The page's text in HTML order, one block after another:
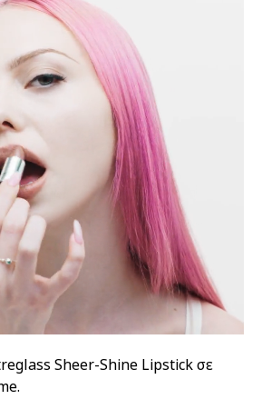
Sheer-Shine Lipstick σε